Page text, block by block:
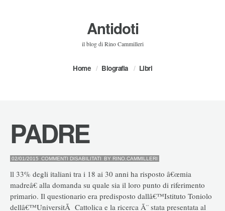
Antidoti
il blog di Rino Cammilleri
Home Biografia Libri
PADRE
02/01/2015 COMMENTI DISABILITATI SU
BY RINO.CAMMILLERI
ll 33% degli italiani tra i 18 ai 30 anni ha risposto â€œmia
madreâ€ alla domanda su quale sia il loro punto di riferimento
primario. Il questionario era predisposto dallâ€™Istituto Toniolo
dellâ€™UniversitÃ Cattolica e la ricerca Ã¨ stata presentata al